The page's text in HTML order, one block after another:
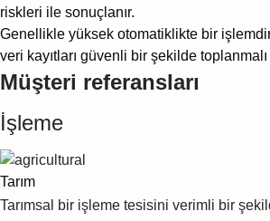
riskleri ile sonuçlanır.
Genellikle yüksek otomatiklikte bir
veri kayıtları güvenli bir şekilde toplanmalı
Müşteri referansları
İşleme
Tarım
Tarımsal bir işleme tesisini verimli bir